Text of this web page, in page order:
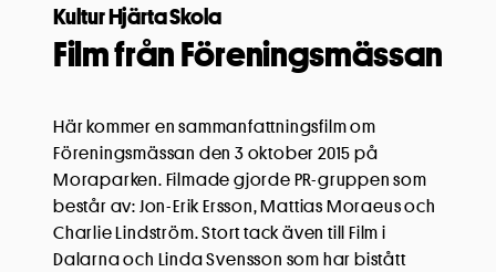
Kultur Hjärta Skola
Film från Föreningsmässan
Här kommer en sammanfattningsfilm om
Föreningsmässan den 3 oktober 2015 på
Moraparken. Filmade gjorde PR-gruppen som
består av: Jon-Erik Ersson, Mattias Moraeus och
Charlie Lindström. Stort tack även till Film i
Dalarna och Linda Svensson som har bistått